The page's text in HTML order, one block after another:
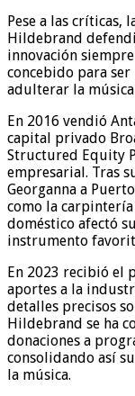
Pese a las críticas,
Hildebrand
innovación
concebido para
adulterar la
En 2016 vendió
capital privado
Structured Equity
empresarial. Tras
Georganna a
como la
doméstico afectó
instrumento
En 2023 recibió el
aportes a la
detalles precisos
Hildebrand se ha
donaciones a
consolidando así
la música.